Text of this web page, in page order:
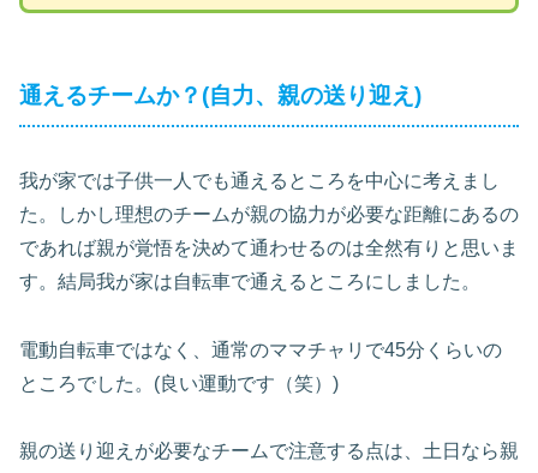
通えるチームか？(自力、親の送り迎え)
我が家では子供一人でも通えるところを中心に考えまし
た。しかし理想のチームが親の協力が必要な距離にあるの
であれば親が覚悟を決めて通わせるのは全然有りと思いま
す。結局我が家は自転車で通えるところにしました。
電動自転車ではなく、通常のママチャリで45分くらいの
ところでした。(良い運動です（笑）)
親の送り迎えが必要なチームで注意する点は、土日なら親